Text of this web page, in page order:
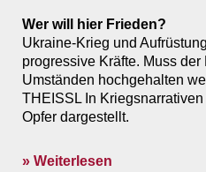
Wer will hier Frieden?
Ukraine-Krieg und
progressive Kräfte. Muss
Umständen hochgehalten
THEISSL In
Opfer dargestellt.
» Weiterlesen